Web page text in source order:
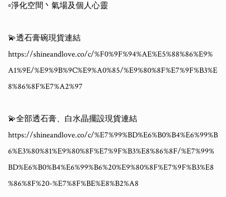
▫️淨化空間丶氣場及個人心靈
💫透石膏碗現貨連結
https://shineandlove.co/c/%F0%9F%94%AE%E5%88%86%E9%
A1%9E/%E9%9B%9C%E9%A0%85/%E9%80%8F%E7%9F%B3%E
8%86%8F%E7%A2%97
💫全部透石膏、白水晶擺設現貨連結
https://shineandlove.co/c/%E7%99%BD%E6%B0%B4%E6%99%B
6%E3%80%81%E9%80%8F%E7%9F%B3%E8%86%8F/%E7%99%
BD%E6%B0%B4%E6%99%B6%20%E9%80%8F%E7%9F%B3%E8
%86%8F%20-%E7%8F%BE%E8%B2%A8